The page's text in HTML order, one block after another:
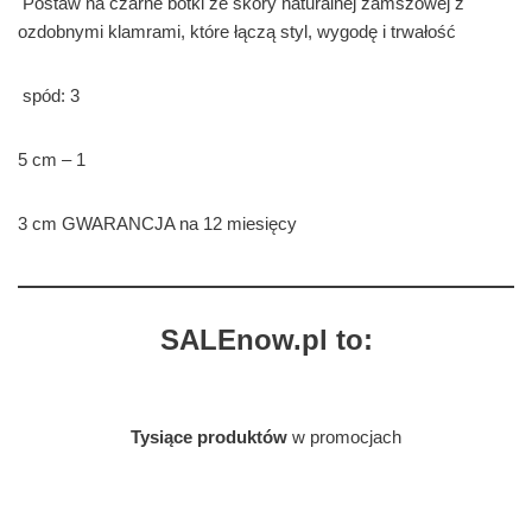
ozdobnymi klamrami, które łączą styl, wygodę i trwałość
spód: 3
5 cm – 1
3 cm GWARANCJA na 12 miesięcy
SALEnow.pl to:
Tysiące produktów w promocjach